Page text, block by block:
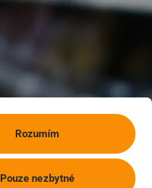
Rozumím
Pouze nezbytné